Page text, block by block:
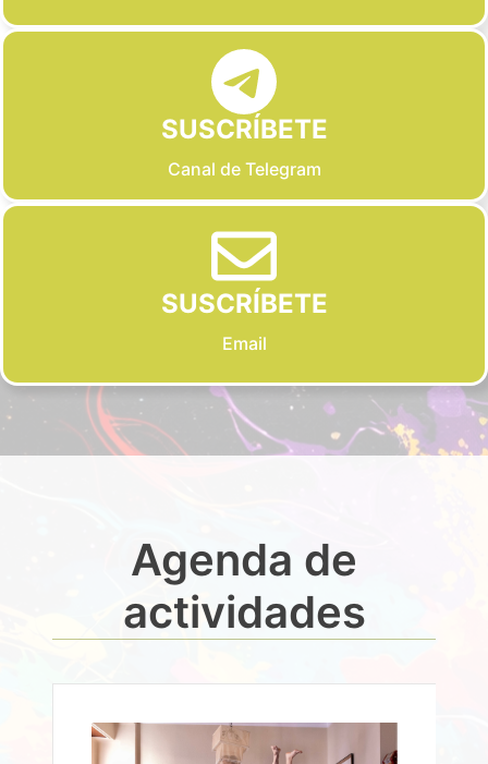
SUSCRÍBETE
Canal de Telegram
SUSCRÍBETE
Email
Agenda de
actividades